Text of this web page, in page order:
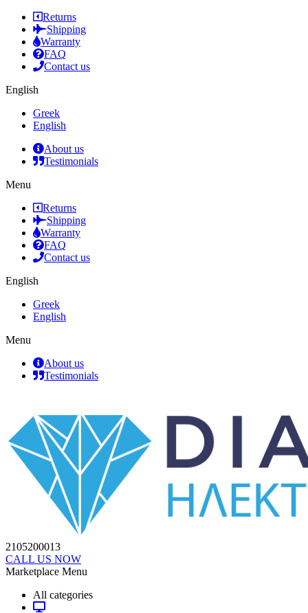
Returns
Shipping
Warranty
FAQ
Contact us
English
Greek
English
About us
Testimonials
Menu
Returns
Shipping
Warranty
FAQ
Contact us
English
Greek
English
Menu
About us
Testimonials
2105200013
CALL US NOW
Marketplace Menu
All categories